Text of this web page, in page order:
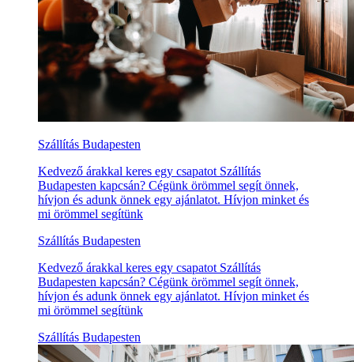
Szállítás Budapesten
Kedvező árakkal keres egy csapatot Szállítás
Budapesten kapcsán? Cégünk örömmel segít önnek,
hívjon és adunk önnek egy ajánlatot. Hívjon minket és
mi örömmel segítünk
Szállítás Budapesten
Kedvező árakkal keres egy csapatot Szállítás
Budapesten kapcsán? Cégünk örömmel segít önnek,
hívjon és adunk önnek egy ajánlatot. Hívjon minket és
mi örömmel segítünk
Szállítás Budapesten